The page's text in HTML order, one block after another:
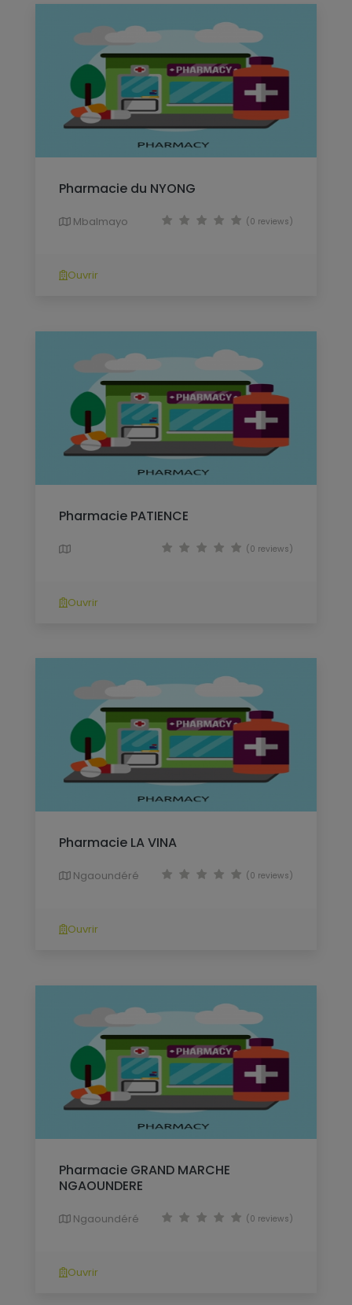
Pharmacie du NYONG
Mbalmayo (0 reviews)
Ouvrir
Pharmacie PATIENCE
(0 reviews)
Ouvrir
Pharmacie LA VINA
Ngaoundéré (0 reviews)
Ouvrir
Pharmacie GRAND MARCHE
NGAOUNDERE
Ngaoundéré (0 reviews)
Ouvrir